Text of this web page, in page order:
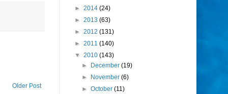
Older Post
► 2014 (24)
► 2013 (63)
► 2012 (131)
► 2011 (140)
▼ 2010 (143)
►
December(19)
►
November(6)
►October(11)